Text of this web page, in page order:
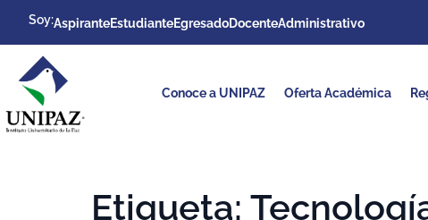
Soy:AspiranteEstudianteEgresadoDocenteAdministrativo
Conoce a UNIPAZ Oferta Académica
Etiqueta: